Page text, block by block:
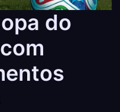
do